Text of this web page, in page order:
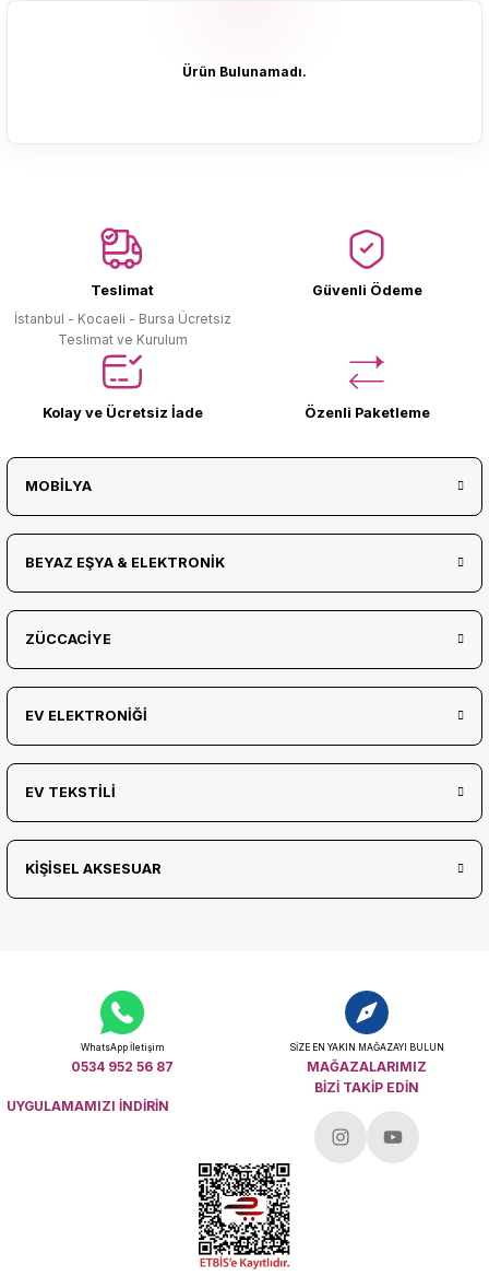
Ürün Bulunamadı.
Teslimat
İstanbul - Kocaeli - Bursa Ücretsiz
Teslimat ve Kurulum
Güvenli Ödeme
Kolay ve Ücretsiz İade Özenli Paketleme
MOBİLYA
BEYAZ EŞYA & ELEKTRONİK
ZÜCCACİYE
EV ELEKTRONİĞİ
EV TEKSTİLİ
KİŞİSEL AKSESUAR
WhatsApp İletişim
0534 952 56 87
SİZE EN YAKIN MAĞAZAYI BULUN
MAĞAZALARIMIZ
UYGULAMAMIZI İNDİRİN
BİZİ TAKİP EDİN